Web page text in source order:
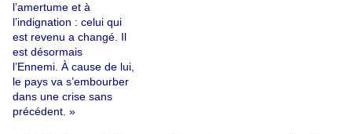
l’amertume et à
l’indignation : celui qui
est revenu a changé. Il
est désormais
l’Ennemi. À cause de lui,
le pays va s’embourber
dans une crise sans
précédent. »